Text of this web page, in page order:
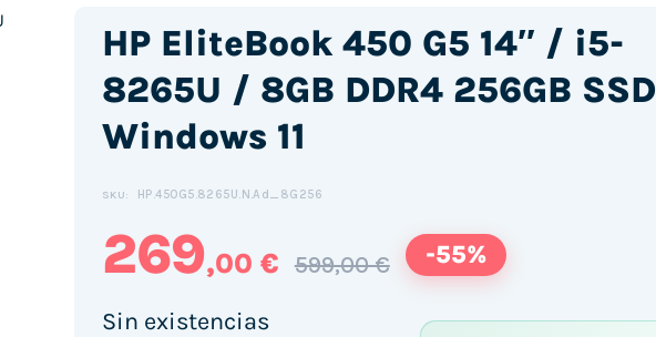
HP EliteBook 450 G5 14″ / i5-
8265U / 8GB DDR4 256GB SSD
Windows 11
SKU: HP.450G5.8265U.N.Ad_8G256
269,00 € 599,00 € -55%
Sin existencias